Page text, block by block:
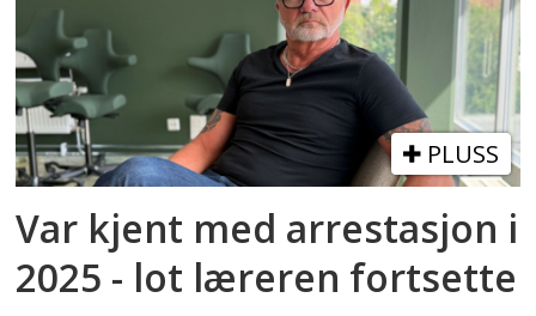
PLUSS
Var kjent med arrestasjon i
2025 - lot læreren fortsette